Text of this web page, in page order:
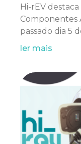
Hi-rEV
Componentes
passado dia 5
ler mais